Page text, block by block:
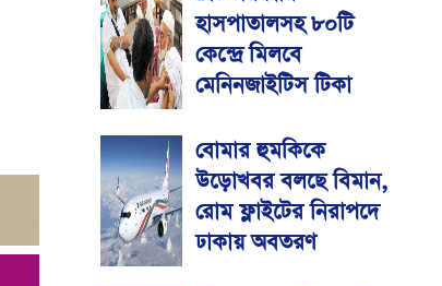
হাসপাতালসহ ৮০টি
কেন্দ্রে মিলবে
মেনিনজাইটিস টিকা
বোমার হুমকিকে
উড়োখবর বলছে বিমান,
রোম ফ্লাইটের নিরাপদে
ঢাকায় অবতরণ